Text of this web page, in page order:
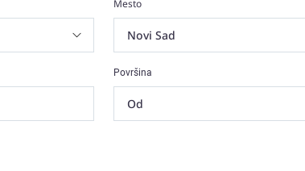
Mesto
Površina